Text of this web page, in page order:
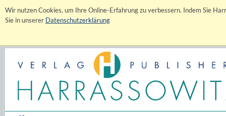
Wir nutzen Cookies, um Ihre Online-Erfahrung zu verbessern. Indem Sie
Sie in unserer Datenschutzerklärung